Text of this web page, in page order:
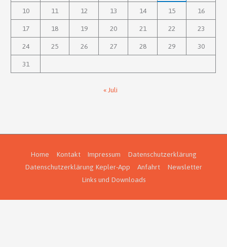
10 11 12 13 14 15 16
17 18 19 20 21 22 23
24 25 26 27 28 29 30
31
« Juli
Home Kontakt Impressum
Datenschutzerklärung
Datenschutzerklärung Kepler-App
Anfahrt
Newsletter
Links und Downloads